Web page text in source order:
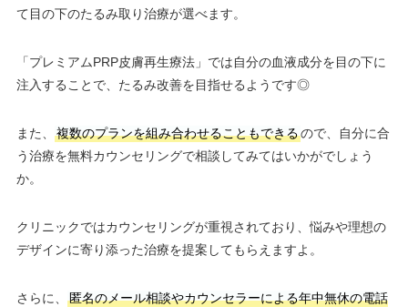
て目の下のたるみ取り治療が選べます。
「プレミアムPRP皮膚再生療法」では自分の血液成分を目の下に
注入することで、たるみ改善を目指せるようです◎
また、 複数のプランを組み合わせることもできるので、自分に合
う治療を無料カウンセリングで相談してみてはいかがでしょう
か。
クリニックではカウンセリングが重視されており、悩みや理想の
デザインに寄り添った治療を提案してもらえますよ。
さらに、
匿名のメール相談やカウンセラーによる年中無休の電話